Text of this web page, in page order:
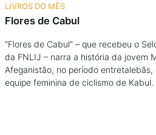
LIVROS DO MÊS
Flores de Cabul
“Flores de Cabul” – que recebeu o
da FNLIJ – narra a história da jovem
Afeganistão, no período
equipe feminina de ciclismo de Kabul.